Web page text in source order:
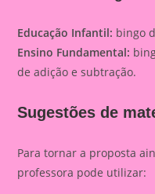
Educação Infantil: bingo
Ensino Fundamental:
de adição e subtração.
Sugestões de
Para tornar a proposta
professora pode utilizar: